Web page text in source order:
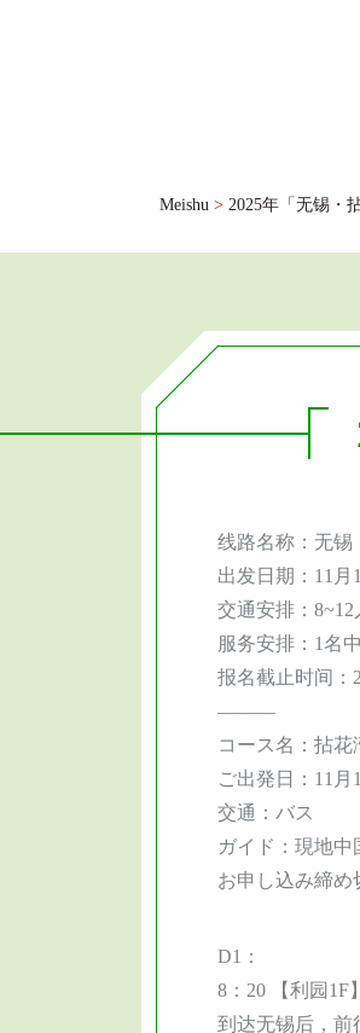
Meishu > 2025年「无锡・
线路名称：无锡
出发日期：11月
交通安排：8~12
服务安排：1名
报名截止时间：
———
コース名：拈花
ご出発日：11月
交通：バス
ガイド：現地中
お申し込み締め
D1：
8：20 【利园1F
到达无锡后，前